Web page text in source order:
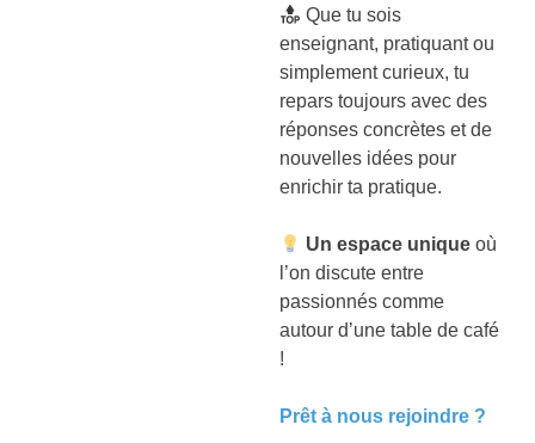
Que tu sois
enseignant, pratiquant ou
simplement curieux, tu
repars toujours avec des
réponses concrètes et de
nouvelles idées pour
enrichir ta pratique.
Un espace unique où
l’on discute entre
passionnés comme
autour d’une table de café
!
Prêt à nous rejoindre ?